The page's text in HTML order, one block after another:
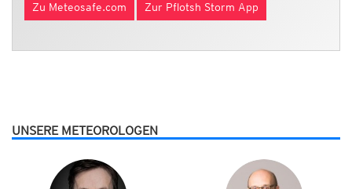
Zu Meteosafe.com Zur Pflotsh Storm App
UNSERE METEOROLOGEN